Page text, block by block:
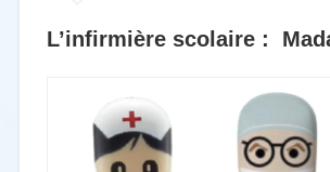
L’infirmière scolaire :